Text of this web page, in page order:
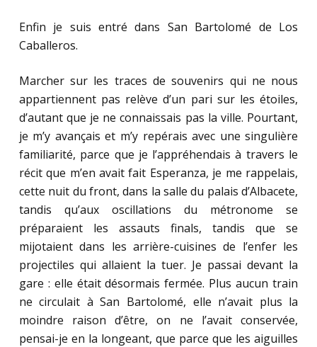
Enfin je suis entré dans San Bartolomé de Los
Caballeros.
Marcher sur les traces de souvenirs qui ne nous
appartiennent pas relève d’un pari sur les étoiles,
d’autant que je ne connaissais pas la ville. Pourtant,
je m’y avançais et m’y repérais avec une singulière
familiarité, parce que je l’appréhendais à travers le
récit que m’en avait fait Esperanza, je me rappelais,
cette nuit du front, dans la salle du palais d’Albacete,
tandis qu’aux oscillations du métronome se
préparaient les assauts finals, tandis que se
mijotaient dans les arrière-cuisines de l’enfer les
projectiles qui allaient la tuer. Je passai devant la
gare : elle était désormais fermée. Plus aucun train
ne circulait à San Bartolomé, elle n’avait plus la
moindre raison d’être, on ne l’avait conservée,
pensai-je en la longeant, que parce que les aiguilles